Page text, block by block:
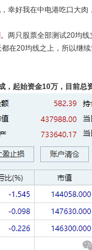
幸好我在中电港吃口大
。两只股票全部测试20均线
在20均线之上，所以继
，起始资金10万，目前